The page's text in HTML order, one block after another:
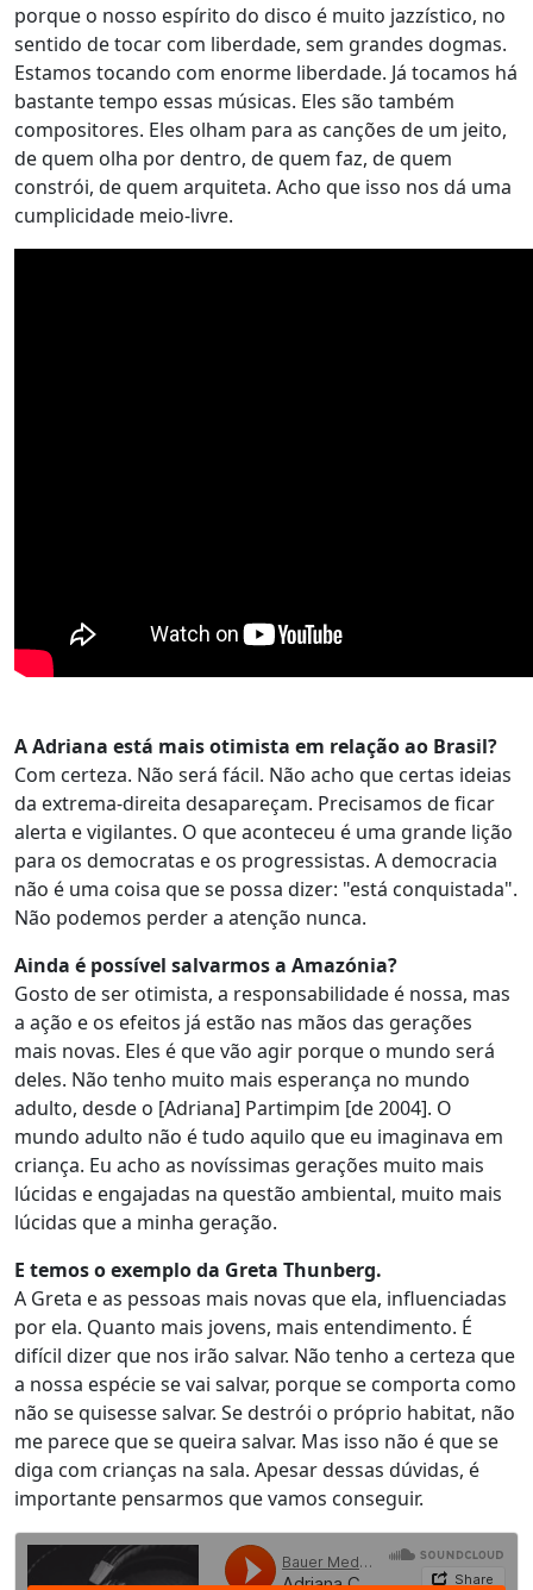
porque o nosso espírito do disco é muito jazzístico, no
sentido de tocar com liberdade, sem grandes dogmas.
Estamos tocando com enorme liberdade. Já tocamos há
bastante tempo essas músicas. Eles são também
compositores. Eles olham para as canções de um jeito,
de quem olha por dentro, de quem faz, de quem
constrói, de quem arquiteta. Acho que isso nos dá uma
cumplicidade meio-livre.
A Adriana está mais otimista em relação ao Brasil?
Com certeza. Não será fácil. Não acho que certas ideias
da extrema-direita desapareçam. Precisamos de ficar
alerta e vigilantes. O que aconteceu é uma grande lição
para os democratas e os progressistas. A democracia
não é uma coisa que se possa dizer: "está conquistada".
Não podemos perder a atenção nunca.
Ainda é possível salvarmos a Amazónia?
Gosto de ser otimista, a responsabilidade é nossa, mas
a ação e os efeitos já estão nas mãos das gerações
mais novas. Eles é que vão agir porque o mundo será
deles. Não tenho muito mais esperança no mundo
adulto, desde o [Adriana] Partimpim [de 2004]. O
mundo adulto não é tudo aquilo que eu imaginava em
criança. Eu acho as novíssimas gerações muito mais
lúcidas e engajadas na questão ambiental, muito mais
lúcidas que a minha geração.
E temos o exemplo da Greta Thunberg.
A Greta e as pessoas mais novas que ela, influenciadas
por ela. Quanto mais jovens, mais entendimento. É
difícil dizer que nos irão salvar. Não tenho a certeza que
a nossa espécie se vai salvar, porque se comporta como
não se quisesse salvar. Se destrói o próprio habitat, não
me parece que se queira salvar. Mas isso não é que se
diga com crianças na sala. Apesar dessas dúvidas, é
importante pensarmos que vamos conseguir.